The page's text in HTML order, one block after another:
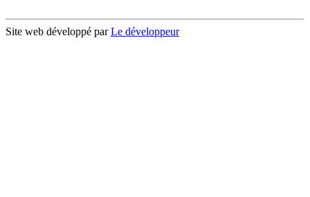
Site web développé parLe développeur